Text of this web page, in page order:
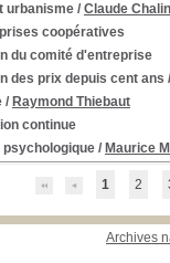
urbanisme / Claude
coopératives
du comité d'entreprise
des prix depuis cent ans
/ Raymond Thiebaut
continue
psychologique / Maurice
1 2
Archives